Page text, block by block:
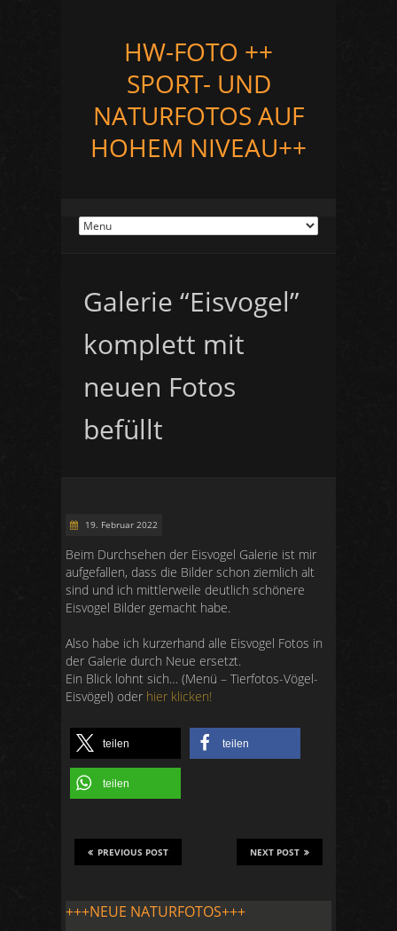
HW-FOTO ++
SPORT- UND
NATURFOTOS AUF
HOHEM NIVEAU++
Galerie “Eisvogel”
komplett mit
neuen Fotos
befüllt
19. Februar 2022
Beim Durchsehen der Eisvogel Galerie ist mir
aufgefallen, dass die Bilder schon ziemlich alt
sind und ich mittlerweile deutlich schönere
Eisvogel Bilder gemacht habe.
Also habe ich kurzerhand alle Eisvogel Fotos in
der Galerie durch Neue ersetzt.
Ein Blick lohnt sich… (Menü – Tierfotos-Vögel-
Eisvögel) oder hier klicken!
teilen teilen
teilen
NEXT POST
PREVIOUS POST
+++NEUE NATURFOTOS+++